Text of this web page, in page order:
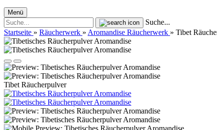
Menü
Suche...
Startseite » Räucherwerk » Aromandise Räucherwerk » Tibet
Tibet Räucherpulver